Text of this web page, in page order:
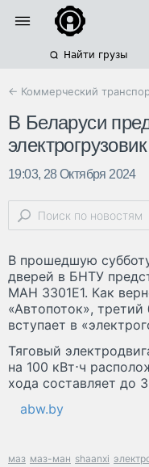
Найти грузы
← Коммерческий
В Беларуси
19:03, 28 Октября 2024
В прошедшую
дверей в БНТУ
МАН 3301Е1. Как
«Автопоток»,
вступает в
Тяговый
на 100 кВт⋅ч
хода составляет до
abw.by
маз маз-ман shaanxi